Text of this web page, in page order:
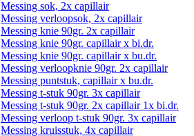
Messing sok, 2x capillair
Messing verloopsok, 2x capillair
Messing knie 90gr. 2x capillair
Messing knie 90gr. capillair x bi.dr.
Messing knie 90gr. capillair x bu.dr.
Messing verloopknie 90gr. 2x capillair
Messing puntstuk, capillair x bu.dr.
Messing t-stuk 90gr. 3x capillair
Messing t-stuk 90gr. 2x capillair 1x bi.dr.
Messing verloop t-stuk 90gr. 3x capillair
Messing kruisstuk, 4x capillair